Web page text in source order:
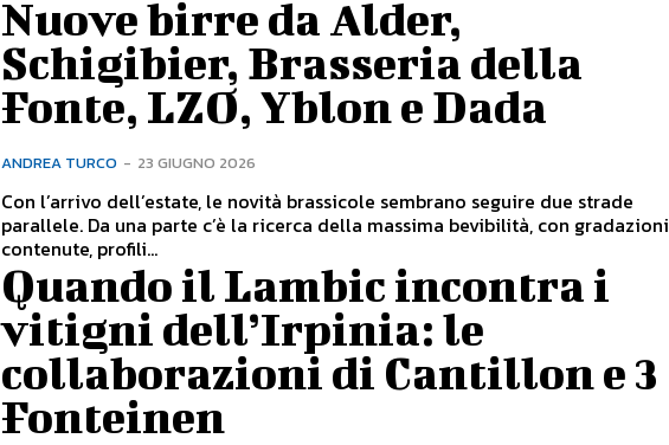
Nuove birre da Alder,
Schigibier, Brasseria della
Fonte, LZO, Yblon e Dada
ANDREA TURCO - 23 GIUGNO 2026
Con l’arrivo dell’estate, le novità brassicole sembrano seguire due strade
parallele. Da una parte c’è la ricerca della massima bevibilità, con gradazioni
contenute, profili...
Quando il Lambic incontra i
vitigni dell’Irpinia: le
collaborazioni di Cantillon e 3
Fonteinen